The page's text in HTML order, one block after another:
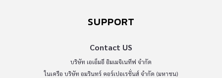
SUPPORT
Contact US
บริษัท เอเอ็มอี อิมเมจิเนทีฟ จำกัด
ในเครือ บริษัท อมรินทร์ คอร์เปอเรชั่นส์ จำกัด (มหาชน)